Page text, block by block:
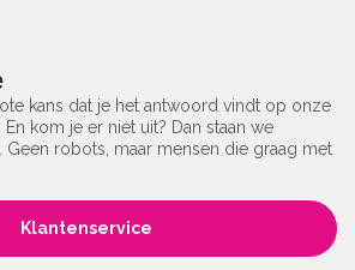
kans dat je het antwoord vindt op onze
kom je er niet uit? Dan staan we
Geen robots, maar mensen die graag met
Klantenservice